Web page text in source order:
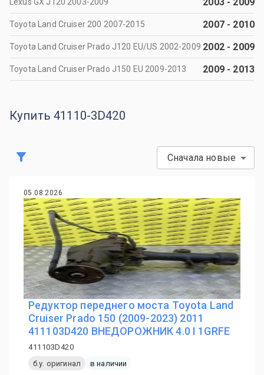
Toyota Land Cruiser 200 2007-2015 2007- 2010
Toyota Land Cruiser Prado J120 EU/US 2002-2009 2002- 2009
Toyota Land Cruiser Prado J150 EU 2009-2013 2009- 2013
Купить 41110-3D420
Сначала новые
05.08.2026
Редуктор переднего моста Toyota Land
Cruiser Prado 150 (2009-2023) 2011
411103D420 ВНЕДОРОЖНИК 4.0 I 1GRFE
411103D420
б.у. оригинал
в наличии